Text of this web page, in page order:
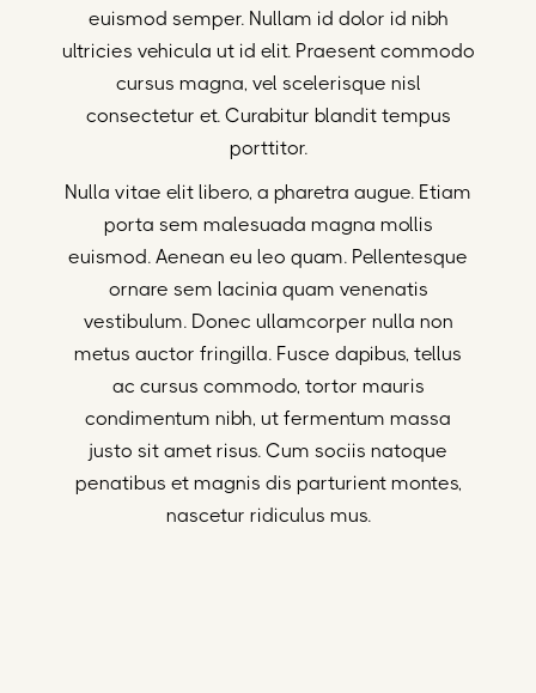
euismod semper. Nullam id dolor id nibh
ultricies vehicula ut id elit. Praesent commodo
cursus magna, vel scelerisque nisl
consectetur et. Curabitur blandit tempus
porttitor.
Nulla vitae elit libero, a pharetra augue. Etiam
porta sem malesuada magna mollis
euismod. Aenean eu leo quam. Pellentesque
ornare sem lacinia quam venenatis
vestibulum. Donec ullamcorper nulla non
metus auctor fringilla. Fusce dapibus, tellus
ac cursus commodo, tortor mauris
condimentum nibh, ut fermentum massa
justo sit amet risus. Cum sociis natoque
penatibus et magnis dis parturient montes,
nascetur ridiculus mus.